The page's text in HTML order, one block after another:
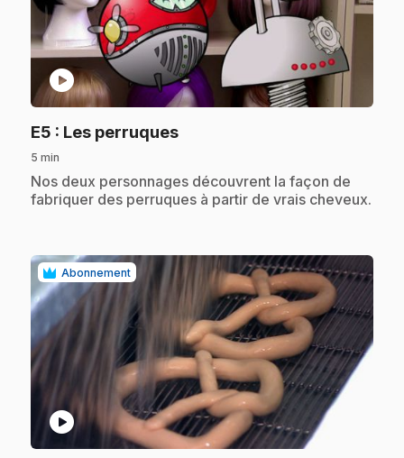
play_circle
E5 : Les perruques.
5 min
.Nos deux personnages découvrent la façon de
fabriquer des perruques à partir de vrais cheveux.
Abonnement
play_circle